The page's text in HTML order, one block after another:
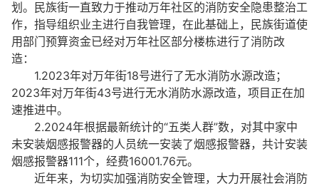
划。民族街一直致力于推动万年社区的消防安全隐患整治工
作，指导组织业主进行自我管理，在此基础上，民族街道使
用部门预算资金已经对万年社区部分楼栋进行了消防改
造：
1.2023年对万年街18号进行了无水消防水源改造；
2023年对万年街43号进行无水消防水源改造，项目正在加
速推进中。
2.2024年根据最新统计的“五类人群”数，对其中家中
未安装烟感报警器的人员统一安装了烟感报警器，共计安装
烟感报警器111个，经费16001.76元。
近年来，为切实加强消防安全管理，大力开展社会消防